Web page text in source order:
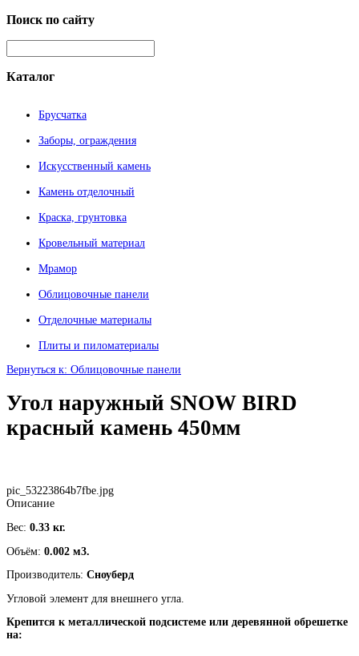
Поиск по сайту
Каталог
Брусчатка
Заборы, ограждения
Искусственный камень
Камень отделочный
Краска, грунтовка
Кровельный материал
Мрамор
Облицовочные панели
Отделочные материалы
Плиты и пиломатериалы
Вернуться к: Облицовочные панели
Угол наружный SNOW BIRD
красный камень 450мм
pic_53223864b7fbe.jpg
Описание
Вес: 0.33 кг.
Объём: 0.002 м3.
Производитель: Сноуберд
Угловой элемент для внешнего угла.
Крепится к металлической подсистеме или деревянной обрешетке
на: